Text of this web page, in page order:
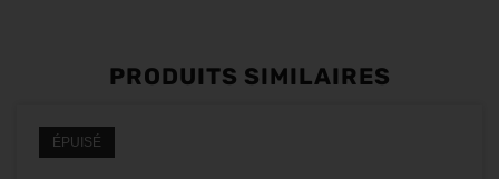
PRODUITS SIMILAIRES
ÉPUISÉ